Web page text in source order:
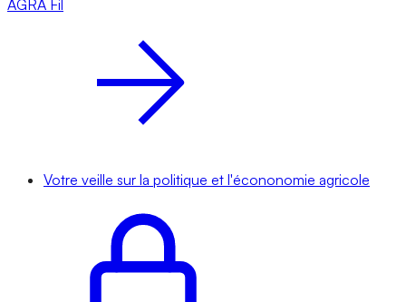
AGRA Fil
Votre veille sur la politique et l'écononomie agricole